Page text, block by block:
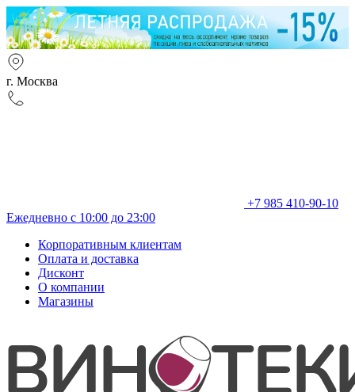
г. Москва
+7 985 410-90-10
Ежедневно с 10:00 до 23:00
Корпоративным клиентам
Оплата и доставка
Дисконт
О компании
Магазины